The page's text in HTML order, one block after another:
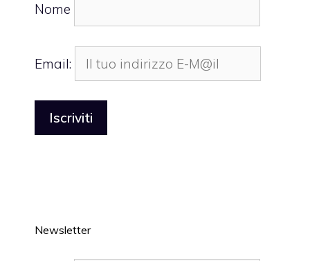
Nome
Email:
Newsletter